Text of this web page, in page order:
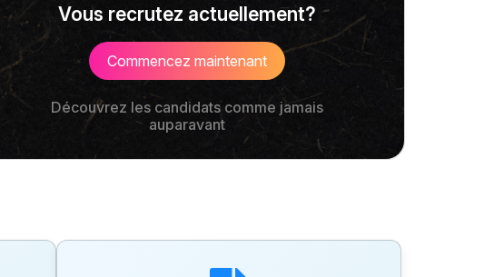
Vous recrutez actuellement?
Commencez maintenant
Découvrez les candidats comme jamais
auparavant